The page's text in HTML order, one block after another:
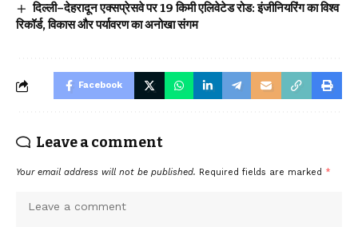
दिल्ली–देहरादून एक्सप्रेसवे पर 19 किमी एलिवेटेड रोड: इंजीनियरिंग का विश्व
रिकॉर्ड, विकास और पर्यावरण का अनोखा संगम
Facebook
Leave a comment
Your email address will not be published. Required fields are marked *